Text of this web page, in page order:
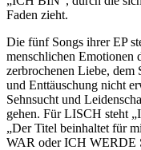
Faden zieht.
Die fünf Songs ihrer EP
menschlichen Emotionen
zerbrochenen Liebe, dem
und Enttäuschung nicht
Sehnsucht und
gehen. Für LISCH steht
„Der Titel beinhaltet für
WAR oder ICH WERDE